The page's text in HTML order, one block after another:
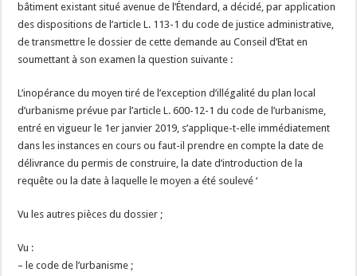
bâtiment existant situé avenue de l’Étendard, a décidé, par application
des dispositions de l’article L. 113-1 du code de justice administrative,
de transmettre le dossier de cette demande au Conseil d’Etat en
soumettant à son examen la question suivante :
L’inopérance du moyen tiré de l’exception d’illégalité du plan local
d’urbanisme prévue par l’article L. 600-12-1 du code de l’urbanisme,
entré en vigueur le 1er janvier 2019, s’applique-t-elle immédiatement
dans les instances en cours ou faut-il prendre en compte la date de
délivrance du permis de construire, la date d’introduction de la
requête ou la date à laquelle le moyen a été soulevé ‘
Vu les autres pièces du dossier ;
Vu :
– le code de l’urbanisme ;